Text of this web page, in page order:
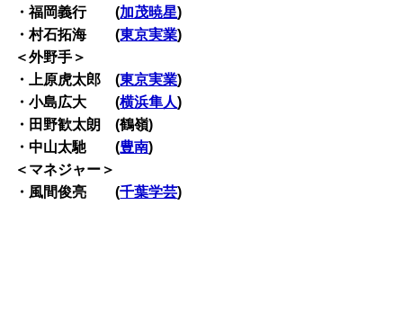
・福岡義行 (加茂暁星)
・村石拓海 (東京実業)
＜外野手＞
・上原虎太郎 (東京実業)
・小島広大 (横浜隼人)
・田野歓太朗 (鶴嶺)
・中山太馳 (豊南)
＜マネジャー＞
・風間俊亮 (千葉学芸)